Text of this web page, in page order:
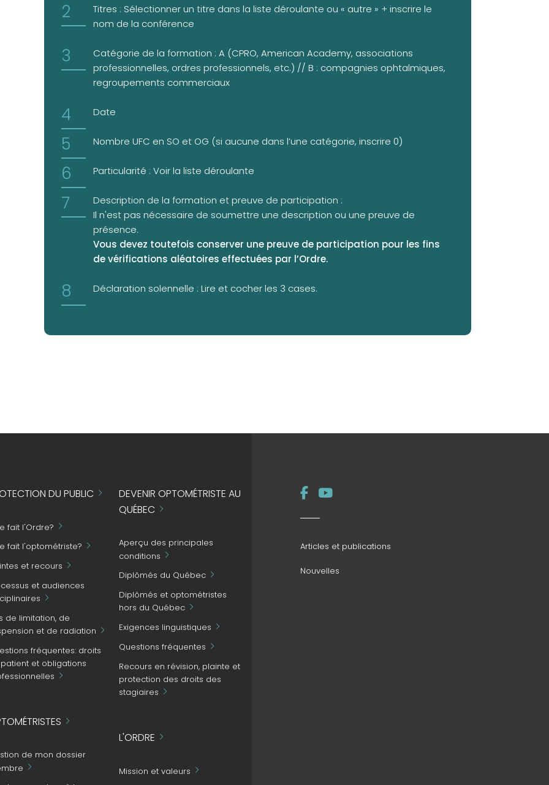
Titres : Sélectionner un titre dans la liste déroulante ou « autre » + inscrire le
nom de la conférence
Catégorie de la formation : A (CPRO, American Academy, associations
professionnelles, ordres professionnels, etc.) // B : compagnies ophtalmiques,
regroupements commerciaux
Date
Nombre UFC en SO et OG (si aucune dans l’une catégorie, inscrire 0)
Particularité : Voir la liste déroulante
Description de la formation et preuve de participation :
Il n'est pas nécessaire de soumettre une description ou une preuve de
présence.
Vous devez toutefois conserver une preuve de participation pour les fins
de vérifications aléatoires effectuées par l’Ordre.
Déclaration solennelle : Lire et cocher les 3 cases.
DU PUBLIC
fait l'Ordre?
fait l'optométriste?
et recours
et audiences
de limitation, de
et de radiation
fréquentes: droits
et obligations
de mon dossier
DEVENIR OPTOMÉTRISTE AU
QUÉBEC
Aperçu des principales
conditions
Diplômés du Québec
Diplômés et optométristes
hors du Québec
Exigences linguistiques
Questions fréquentes
Recours en révision, plainte et
protection des droits des
stagiaires
L'ORDRE
Mission et valeurs
Menu
secondaire
(opens in a new tab)
(opens in a new tab)
Articles et publications
Nouvelles